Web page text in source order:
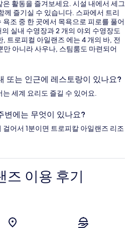
활동을 즐겨보세요. 시설 내에서 세그
께 즐기실 수 있습니다. 스파에서 트리
욕조 중 한 곳에서 목욕으로 피로를 풀어
실내 수영장과 2 개의 야외 수영장도
트로피컬 아일랜즈 에는 4 개의 바, 전
만 아니라 사우나, 스팀룸도 마련되어
또는 인근에 레스토랑이 있나요?
세계 요리도 즐길 수 있어요.
변에는 무엇이 있나요?
어서 1분이면 트로피칼 아일랜즈 리조
즈 이용 후기